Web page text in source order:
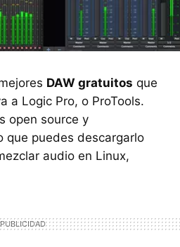
DAW gratuitos que
a Logic Pro, o ProTools.
open source y
que puedes descargarlo
audio en Linux,